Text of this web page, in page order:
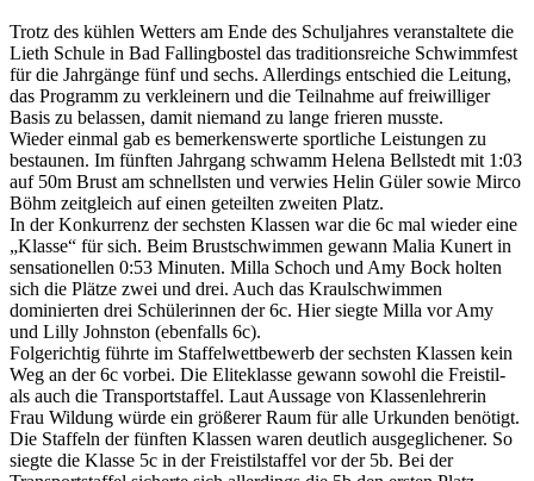
Trotz des kühlen Wetters am Ende des Schuljahres veranstaltete die
Lieth Schule in Bad Fallingbostel das traditionsreiche Schwimmfest
für die Jahrgänge fünf und sechs. Allerdings entschied die Leitung,
das Programm zu verkleinern und die Teilnahme auf freiwilliger
Basis zu belassen, damit niemand zu lange frieren musste.
Wieder einmal gab es bemerkenswerte sportliche Leistungen zu
bestaunen. Im fünften Jahrgang schwamm Helena Bellstedt mit 1:03
auf 50m Brust am schnellsten und verwies Helin Güler sowie Mirco
Böhm zeitgleich auf einen geteilten zweiten Platz.
In der Konkurrenz der sechsten Klassen war die 6c mal wieder eine
„Klasse“ für sich. Beim Brustschwimmen gewann Malia Kunert in
sensationellen 0:53 Minuten. Milla Schoch und Amy Bock holten
sich die Plätze zwei und drei. Auch das Kraulschwimmen
dominierten drei Schülerinnen der 6c. Hier siegte Milla vor Amy
und Lilly Johnston (ebenfalls 6c).
Folgerichtig führte im Staffelwettbewerb der sechsten Klassen kein
Weg an der 6c vorbei. Die Eliteklasse gewann sowohl die Freistil-
als auch die Transportstaffel. Laut Aussage von Klassenlehrerin
Frau Wildung würde ein größerer Raum für alle Urkunden benötigt.
Die Staffeln der fünften Klassen waren deutlich ausgeglichener. So
siegte die Klasse 5c in der Freistilstaffel vor der 5b. Bei der